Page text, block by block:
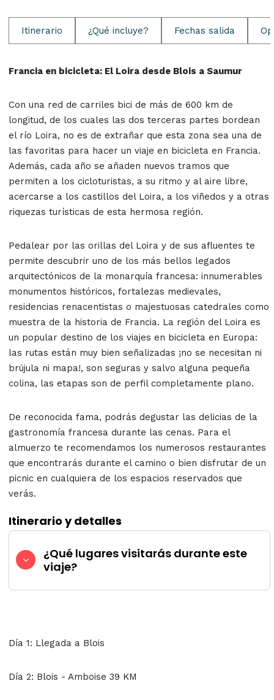
Itinerario ¿Qué incluye? Fechas salida
Francia en bicicleta: El Loira desde Blois a Saumur
Con una red de carriles bici de más de 600 km de
longitud, de los cuales las dos terceras partes bordean
el río Loira, no es de extrañar que esta zona sea una de
las favoritas para hacer un viaje en bicicleta en Francia.
Además, cada año se añaden nuevos tramos que
permiten a los cicloturistas, a su ritmo y al aire libre,
acercarse a los castillos del Loira, a los viñedos y a otras
riquezas turísticas de esta hermosa región.
Pedalear por las orillas del Loira y de sus afluentes te
permite descubrir uno de los más bellos legados
arquitectónicos de la monarquía francesa: innumerables
monumentos históricos, fortalezas medievales,
residencias renacentistas o majestuosas catedrales como
muestra de la historia de Francia. La región del Loira es
un popular destino de los viajes en bicicleta en Europa:
las rutas están muy bien señalizadas ¡no se necesitan ni
brújula ni mapa!, son seguras y salvo alguna pequeña
colina, las etapas son de perfil completamente plano.
De reconocida fama, podrás degustar las delicias de la
gastronomía francesa durante las cenas. Para el
almuerzo te recomendamos los numerosos restaurantes
que encontrarás durante el camino o bien disfrutar de un
picnic en cualquiera de los espacios reservados que
verás.
Itinerario y detalles
¿Qué lugares visitarás durante este
viaje?
Día 1: Llegada a Blois
Día 2: Blois - Amboise 39 KM